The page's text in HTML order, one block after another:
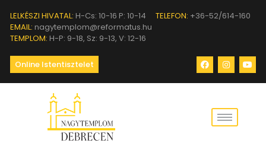
LELKÉSZI HIVATAL: H-Cs: 10-16 P: 10-14 TELEFON: +36-52/614-160
EMAIL: nagytemplom@reformatus.hu
TEMPLOM: H-P: 9-18, Sz: 9-13, V: 12-16
Online Istentisztelet